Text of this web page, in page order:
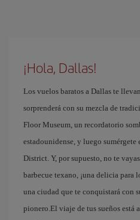
¡Hola, Dallas!
Los vuelos baratos a Dallas te
sorprenderá con su mezcla de
Floor Museum, un recordatorio
estadounidense, y luego sumérgete
District. Y, por supuesto, no te
barbecue texano, ¡una delicia para
una ciudad que te conquistará con
pionero.El viaje de tus sueños está